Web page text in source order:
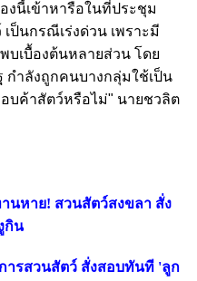
งนี้เข้าหารือในที่ประชุม
ป็นกรณีเร่งด่วน เพราะมี
เบื้องต้นหลายส่วน โดย
กำลังถูกคนบางกลุ่มใช้เป็น
บค้าสัตว์หรือไม่" นายชวลิต
นหาย! สวนสัตว์สงขลา สั่ง
กิน
ารสวนสัตว์ สั่งสอบทันที 'ลูก